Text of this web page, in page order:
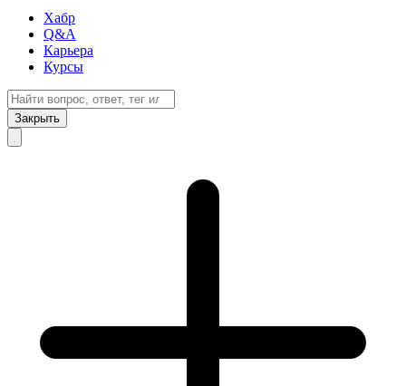
Хабр
Q&A
Карьера
Курсы
Закрыть